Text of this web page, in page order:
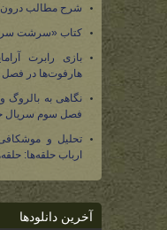
شرح مطالب
کتاب «سرشت
بازی رابرت
هارفوت‌ها در فصل
نگاهی به بالروگ
فصل سوم سریال
تحلیل و
ارباب حلقه‌ها:
آخرین دانلودها